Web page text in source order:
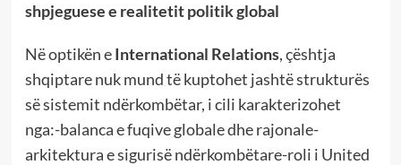
shpjeguese e realitetit politik global
Në optikën eInternational Relations, çështja
shqiptare nuk mund të kuptohet jashtë strukturës
së sistemit ndërkombëtar, i cili karakterizohet
nga:-balanca e fuqive globale dhe rajonale-
arkitektura e sigurisë ndërkombëtare-roli i United